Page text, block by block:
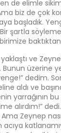
de elimle
biz de çok
başladık.
şartla
ve
üzerine
dedim.
aldı ve
yarrağının
alırdım!”
Zeynep